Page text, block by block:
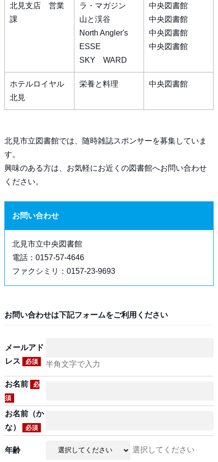
北見支店 営業
課
ラ・マガジン
山と渓谷
North Angler's
ESSE
SKY WARD
中央図書館
中央図書館
中央図書館
中央図書館
ホテルロイヤル
北見
栄養と料理 中央図書館
北見市立図書館では、随時雑誌スポンサーを募集していま
す。
興味のある方は、お気軽にお近くの図書館へお問い合わせ
ください。
お問い合わせ
北見市立中央図書館
電話：0157-57-4646
ファクシミリ：0157-23-9693
お問い合わせは下記フォームをご利用ください
メールアド
レス
必須 半角文字で入力
お名前
必
須
お名前（か
な）
必須
年齢 選択してください